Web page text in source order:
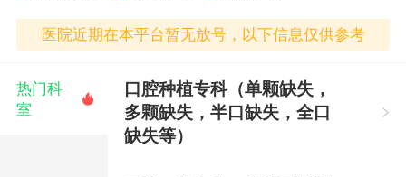
医院近期在本平台暂无放号，以下信息仅供参考
热门科
室

口腔种植专科（单颗缺失，
多颗缺失，半口缺失，全口
缺失等）
